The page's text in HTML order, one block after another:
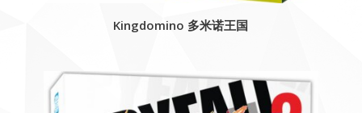
Kingdomino 多米诺王国